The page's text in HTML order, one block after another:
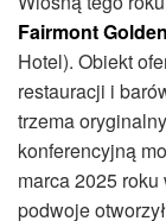
Fairmont
Hotel). Obiekt
restauracji i
trzema
konferencyjną
marca 2025
podwoje